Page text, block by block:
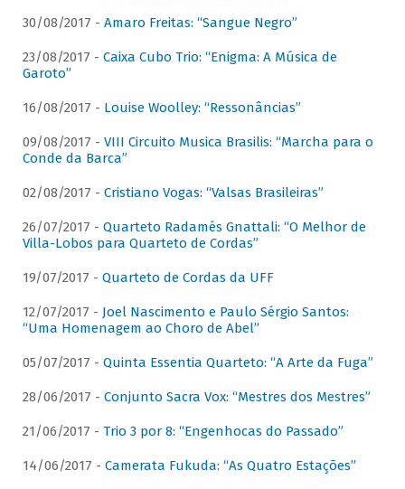
30/08/2017 - Amaro Freitas: “Sangue Negro”
23/08/2017 - Caixa Cubo Trio: “Enigma: A Música de
Garoto”
16/08/2017 - Louise Woolley: “Ressonâncias”
09/08/2017 - VIII Circuito Musica Brasilis: “Marcha para o
Conde da Barca”
02/08/2017 - Cristiano Vogas: “Valsas Brasileiras”
26/07/2017 - Quarteto Radamés Gnattali: “O Melhor de
Villa-Lobos para Quarteto de Cordas”
19/07/2017 - Quarteto de Cordas da UFF
12/07/2017 - Joel Nascimento e Paulo Sérgio Santos:
“Uma Homenagem ao Choro de Abel”
05/07/2017 - Quinta Essentia Quarteto: “A Arte da Fuga”
28/06/2017 - Conjunto Sacra Vox: “Mestres dos Mestres”
21/06/2017 - Trio 3 por 8: “Engenhocas do Passado”
14/06/2017 - Camerata Fukuda: “As Quatro Estações”